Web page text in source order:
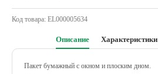
Код товара: EL000005634
Описание Характеристики
Пакет бумажный с окном и плоским дном.